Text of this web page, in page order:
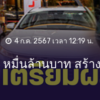
4 ก.ค. 2567 เวลา 12:19 น.
หมื่นล้านบาท สร้